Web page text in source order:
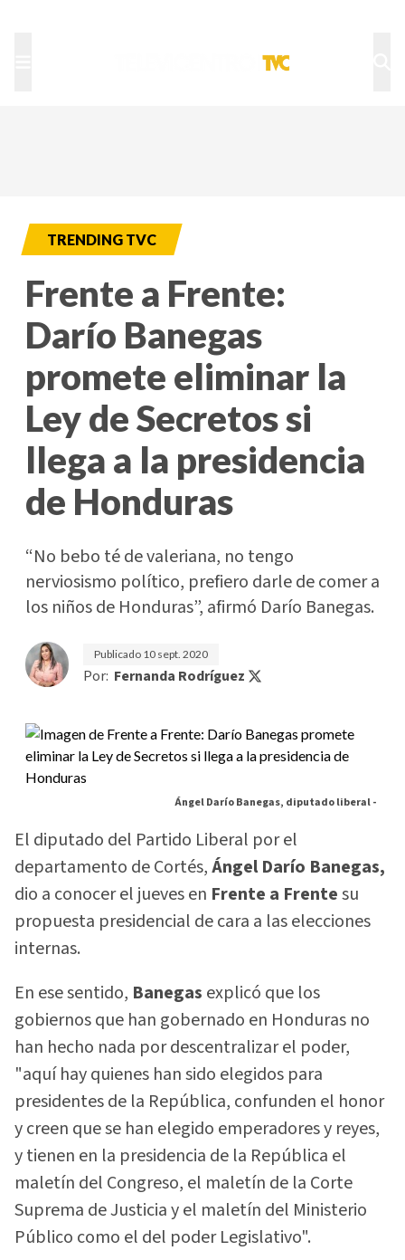
TRENDING TVC
Frente a Frente:
Darío Banegas
promete eliminar la
Ley de Secretos si
llega a la presidencia
de Honduras
“No bebo té de valeriana, no tengo
nerviosismo político, prefiero darle de comer a
los niños de Honduras”, afirmó Darío Banegas.
Publicado 10 sept. 2020
Por: Fernanda Rodríguez
Ángel Darío Banegas, diputado liberal -
El diputado del Partido Liberal por el
departamento de Cortés,Ángel Darío Banegas,
dio a conocer el jueves en Frente a Frentesu
propuesta presidencial de cara a las elecciones
internas.
En ese sentido, Banegas explicó que los
gobiernos que han gobernado en Honduras no
han hecho nada por descentralizar el poder,
"aquí hay quienes han sido elegidos para
presidentes de la República, confunden el honor
y creen que se han elegido emperadores y reyes,
y tienen en la presidencia de la República el
maletín del Congreso, el maletín de la Corte
Suprema de Justicia y el maletín del Ministerio
Público como el del poder Legislativo".